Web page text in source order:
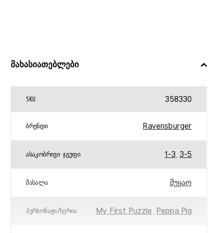
მახასიათებლები
SKU 358330
ᲑᲠᲔᲜᲓᲘ Ravensburger
ᲐᲡᲐᲙᲝᲑᲠᲘᲕᲘ ᲯᲒᲣᲤᲘ 1-3, 3-5
ᲛᲐᲡᲐᲚᲐ მუყაო
ᲞᲔᲠᲡᲝᲜᲐᲟᲘ/ᲡᲔᲠᲘᲐ My First Puzzle, Peppa Pig